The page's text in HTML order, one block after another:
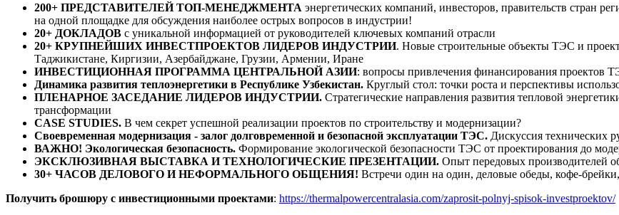
200+ ПРЕДСТАВИТЕЛЕЙ ТОП-МЕНЕДЖМЕНТА энергетических компаний, инвесторов, правительств стран
на одной площадке для обсуждения наиболее острых вопросов в индустрии!
20+ ДОКЛАДОВ с уникальной информацией от руководителей ключевых компаний отрасли
20+ КРУПНЕЙШИХ ИНВЕСТПРОЕКТОВ ЛИДЕРОВ ИНДУСТРИИ. Новые строительные объекты ТЭС и
Таджикистане, Киргизии, Азербайджане, Грузии, Армении, Иране
ИНВЕСТИЦИОННАЯ ПРОГРАММА ЦЕНТРАЛЬНОЙ АЗИИ: вопросы привлечения финансирования проектов
Динамика развития теплоэнергетики в Республике Узбекистан. Круглый стол: точки роста и перспективы
ПЛЕНАРНОЕ ЗАСЕДАНИЕ ЛИДЕРОВ ИНДУСТРИИ. Стратегические направления развития тепловой
трансформации
CASE STUDIES. В чем секрет успешной реализации проектов по строительству и модернизации?
Своевременная модернизация - залог долговременной и безопасной эксплуатации ТЭС. Дискуссия технических
ВАЖНО! Экологическая безопасность. Формирование экологической безопасности ТЭС от проектирования до
ЭКСКЛЮЗИВНАЯ ВЫСТАВКА И ТЕХНОЛОГИЧЕСКИЕ ПРЕЗЕНТАЦИИ. Опыт передовых производителей
30+ ЧАСОВ ДЕЛОВОГО И НЕФОРМАЛЬНОГО ОБЩЕНИЯ! Встречи один на один, деловые обеды, кофе-
Получить брошюру с инвестиционными проектами: https://thermalpowercentralasia.com/zaprosit-polnyj-spisok-investproektov/